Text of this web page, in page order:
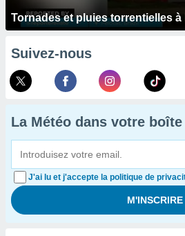
Tornades et pluies torrentielles à
Suivez-nous
La Météo dans votre boîte
J'ai lu et j'accepte la politique de